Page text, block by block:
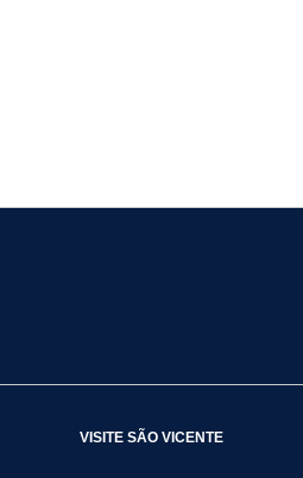
VISITE SÃO VICENTE